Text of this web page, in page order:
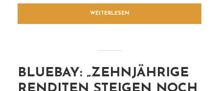
WEITERLESEN
BLUEBAY: „ZEHNJÄHRIGE